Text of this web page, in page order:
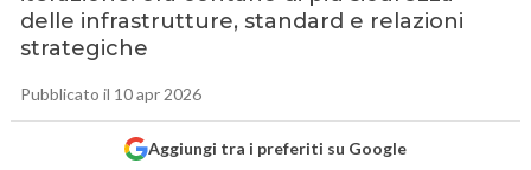
delle infrastrutture, standard e relazioni
strategiche
Pubblicato il 10 apr 2026
Aggiungi tra i preferiti su Google